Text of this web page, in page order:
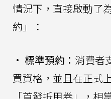
情況下，直接啟動了
約」：
• 標準預約： 消費者
買資格，並且在正式